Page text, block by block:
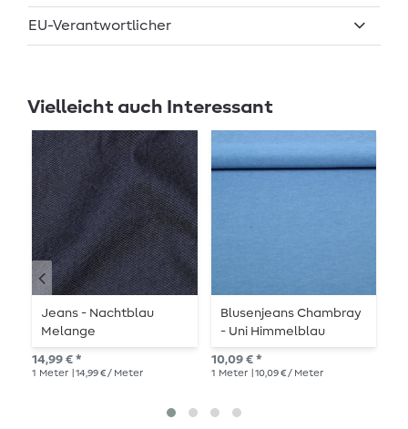
EU-Verantwortlicher
Vielleicht auch Interessant
Jeans - Nachtblau
Melange
14,99 € *
1 Meter | 14,99 € / Meter
Blusenjeans Chambray
- Uni Himmelblau
10,09 € *
1 Meter | 10,09 € / Meter